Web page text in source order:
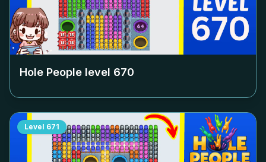
Hole People level 670
Level 671